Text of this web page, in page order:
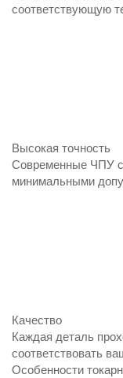
соответствующую
Высокая точность
Современные ЧПУ
минимальными
Качество
Каждая деталь
соответствовать
Особенности